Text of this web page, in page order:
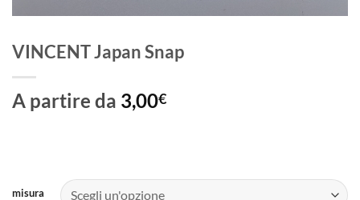
VINCENT Japan Snap
A partire da 3,00€
misura